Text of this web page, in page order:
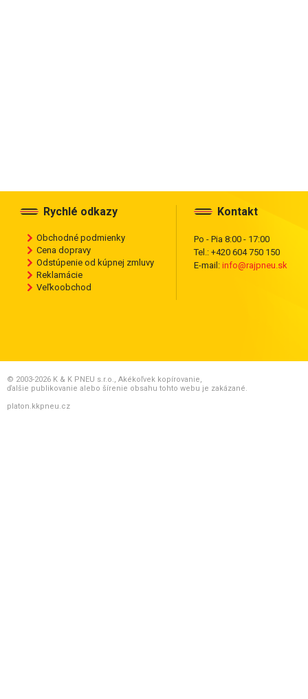
Rychlé odkazy
Obchodné podmienky
Cena dopravy
Odstúpenie od kúpnej zmluvy
Reklamácie
Veľkoobchod
Kontakt
Po - Pia 8:00 - 17:00
Tel.: +420 604 750 150
E-mail: info@rajpneu.sk
© 2003-2026 K & K PNEU s.r.o., Akékoľvek kopírovanie,
ďalšie publikovanie alebo šírenie obsahu tohto webu je zakázané.
platon.kkpneu.cz